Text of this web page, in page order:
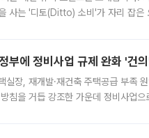
사는 '디토(Ditto) 소비'가 자리 잡은
부에 정비사업 규제 완화 '
실장, 재개발·재건축 주택공급 부족
침을 거듭 강조한 가운데 정비사업